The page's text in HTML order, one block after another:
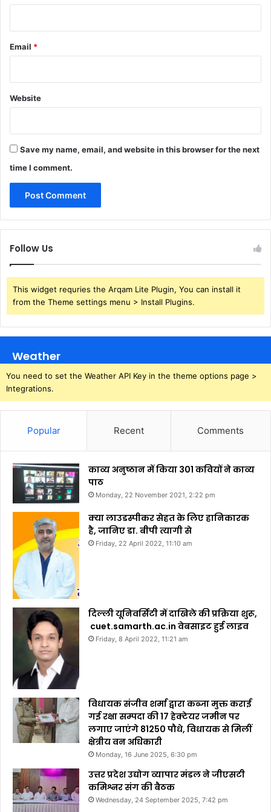
Email *
Website
Save my name, email, and website in this browser for the next
time I comment.
Follow Us
This widget requries the Arqam Lite Plugin, You can install it
from the Theme settings menu > Install Plugins.
Weather
You need to set the Weather API Key in the theme options page >
Integrations.
Popular Recent Comments
काव्य अनुष्ठान में किया 301 कवियों ने काव्य
पाठ
Monday, 22 November 2021, 2:22 pm
क्या लाउडस्पीकर सेहत के लिए हानिकारक
है, जानिए डा. बीपी त्यागी से
Friday, 22 April 2022, 11:10 am
दिल्ली यूनिवर्सिटी में दाखिले की प्रक्रिया शुरू,
cuet.samarth.ac.in वेबसाइट हुई लाइव
Friday, 8 April 2022, 11:21 am
विधायक संजीव शर्मा द्वारा कब्जा मुक्त कराई
गई रक्षा सम्पदा की 17 हेक्टेयर जमीन पर
लगाए जाएंगे 81250 पौधे, विधायक से मिलीं
क्षेत्रीय वन अधिकारी
Monday, 16 June 2025, 6:30 pm
उत्तर प्रदेश उद्योग व्यापार मंडल ने जीएसटी
कमिश्नर संग की बैठक
Wednesday, 24 September 2025, 7:42 pm